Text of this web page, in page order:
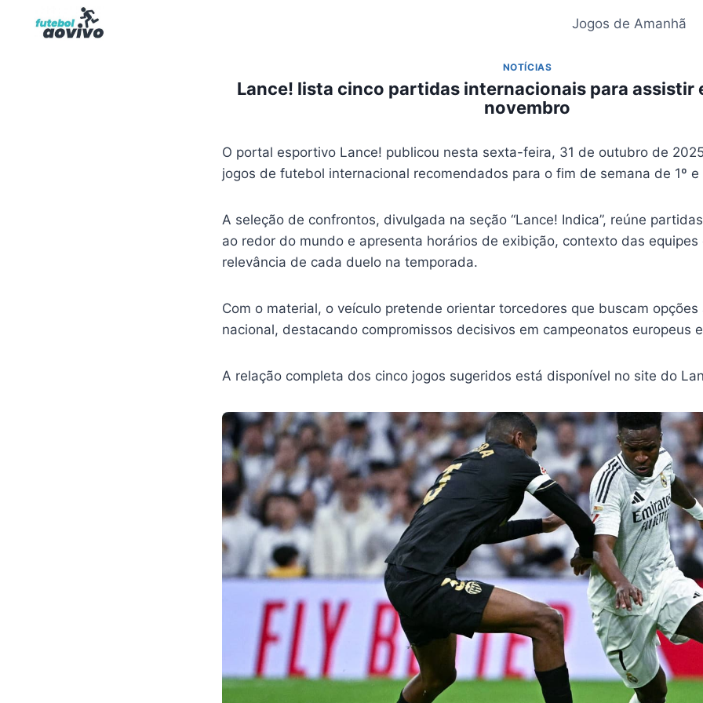
Jogos de Amanhã
NOTÍCIAS
Lance! lista cinco partidas internacionais para assistir
novembro
O portal esportivo Lance! publicou nesta sexta-feira, 31 de outubro de
jogos de futebol internacional recomendados para o fim de semana de 1º
A seleção de confrontos, divulgada na seção “Lance! Indica”, reúne
ao redor do mundo e apresenta horários de exibição, contexto das equipes
relevância de cada duelo na temporada.
Com o material, o veículo pretende orientar torcedores que buscam
nacional, destacando compromissos decisivos em campeonatos europeus
A relação completa dos cinco jogos sugeridos está disponível no site do